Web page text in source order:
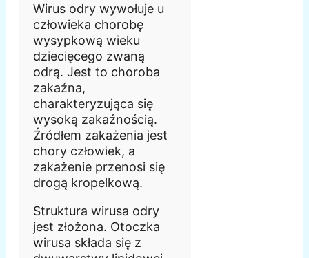
Wirus odry wywołuje u
człowieka chorobę
wysypkową wieku
dziecięcego zwaną
odrą. Jest to choroba
zakaźna,
charakteryzująca się
wysoką zakaźnością.
Źródłem zakażenia jest
chory człowiek, a
zakażenie przenosi się
drogą kropelkową.
Struktura wirusa odry
jest złożona. Otoczka
wirusa składa się z